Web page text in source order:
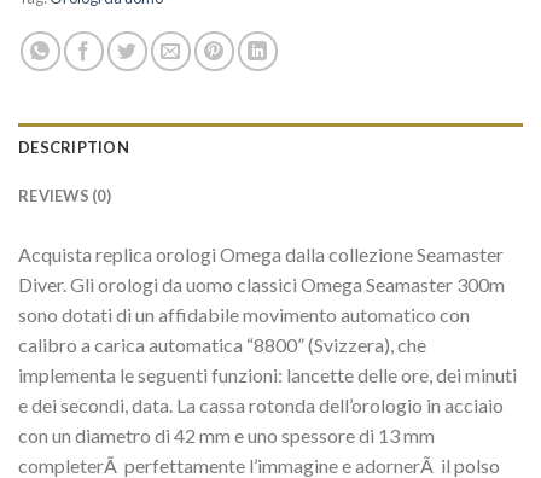
DESCRIPTION
REVIEWS (0)
Acquista replica orologi Omega dalla collezione Seamaster
Diver. Gli orologi da uomo classici Omega Seamaster 300m
sono dotati di un affidabile movimento automatico con
calibro a carica automatica “8800” (Svizzera), che
implementa le seguenti funzioni: lancette delle ore, dei minuti
e dei secondi, data. La cassa rotonda dell’orologio in acciaio
con un diametro di 42 mm e uno spessore di 13 mm
completerÃ perfettamente l’immagine e adornerÃ il polso